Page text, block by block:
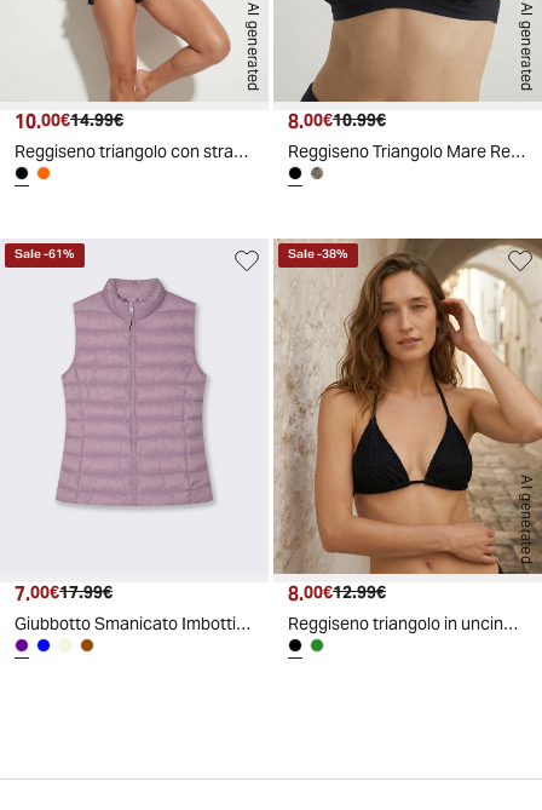
AI generated
Prezzo attuale
10.00€ Prezzo originale
14.99€
Reggiseno triangolo con strass eleganti - Nero
AI generated
Prezzo attuale
8.00€ Prezzo originale
10.99€
Reggiseno Triangolo Mare Regolabile - Nero
Sale-61%
Prezzo attuale
7.00€ Prezzo originale
17.99€
Giubbotto Smanicato Imbottito con Zip - Viola glicine
AI generated
Sale-38%
Prezzo attuale
8.00€ Prezzo originale
12.99€
Reggiseno triangolo in uncinetto elegante - Nero